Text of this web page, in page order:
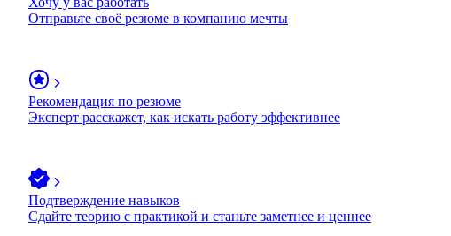
Отправьте своё резюме в компанию мечты
Рекомендация по резюме
Эксперт расскажет, как искать работу эффективнее
Подтверждение навыков
Сдайте теорию с практикой и станьте заметнее и ценнее